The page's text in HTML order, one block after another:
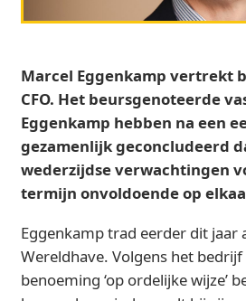
Marcel Eggenkamp vertrekt
CFO. Het beursgenoteerde
Eggenkamp hebben na een
gezamenlijk geconcludeerd
wederzijdse verwachtingen
termijn onvoldoende op
Eggenkamp trad eerder dit jaar
Wereldhave. Volgens het
benoeming ‘op ordelijke wijze’